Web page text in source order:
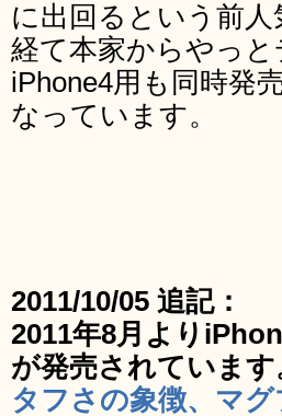
に出回るという前
経て本家からやっ
iPhone4用も同時発
なっています。
2011/10/05 追記：
2011年8月より
が発売されていま
タフさの象徴、マ